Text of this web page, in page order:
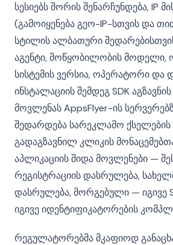
სესიებს შორის შენარჩუნდება, IP
(გამოიყენება გეო-IP-სთვის და
სტილის ალბათური
აგენტი, მოწყობილობის მოდელი,
სისტემის ვერსია, ოპერატორი და
ინსტალაციის შემდეგ SDK
მოვლენას AppsFlyer-ის
შედარდება სარეკლამო ქსელების
გადაგზავნილ კლიკის
აპლიკაციის შიდა მოვლენები —
რეგისტრაციის დასრულება,
დასრულება, მორგებული — იგივე
იგივე იდენტიფიკატორების
რეგულატორებმა მკაფიოდ